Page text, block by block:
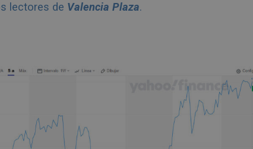
lectores de Valencia Plaza.